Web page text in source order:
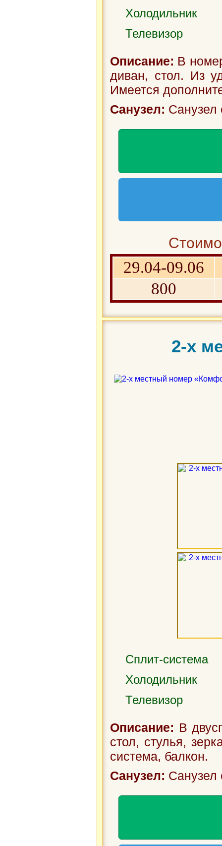
Холодильник
Телевизор
Описание: В
диван, стол. Из
Имеется
Санузел:
29.04-09.06
800
2-х
Сплит-система
Холодильник
Телевизор
Описание: В
стол, стулья,
система, балкон.
Санузел: